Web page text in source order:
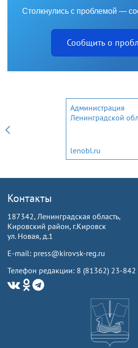
Столкнулись с проблемой —
Сообщить о
Администрация
Ленинградской
lenobl.ru
Контакты
187342, Ленинградская область,
Кировский район, г.Кировск
ул. Новая, д.1
E-mail: press@kirovsk-reg.ru
Телефон редакции: 8 (81362) 23-842